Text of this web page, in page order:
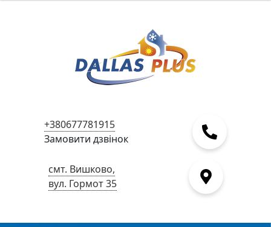
+380677781915
Замовити дзвінок
смт. Вишково,
вул. Гормот 35